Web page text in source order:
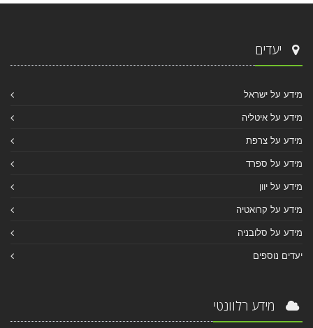
יעדים
מידע על ישראל
מידע על איטליה
מידע על צרפת
מידע על ספרד
מידע על יוון
מידע על קרואטיה
מידע על סלובניה
יעדים נוספים
מידע רלוונטי